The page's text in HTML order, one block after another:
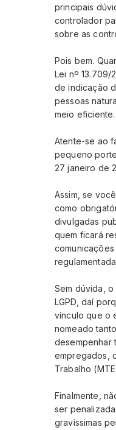
principais
controlador
sobre as
Pois bem.
Lei nº 13.709/
de indicação
pessoas
meio eficiente.
Atente-se ao
pequeno
27 janeiro de
Assim, se
como
divulgadas
quem ficará
Sem dúvida,
LGPD, daí
vínculo que o
nomeado
desempenhar
empregados,
Trabalho
Finalmente,
ser
gravíssimas